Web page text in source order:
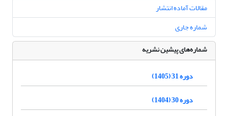
مقالات آماده انتشار
شماره جاری
شماره‌های پیشین نشریه
دوره 31 (1405)
دوره 30 (1404)